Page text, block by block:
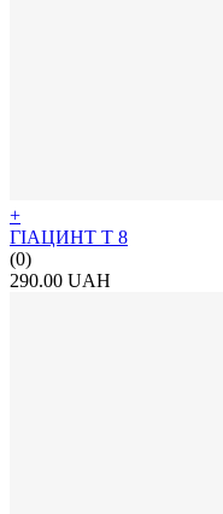
+
ГІАЦИНТ Т 8
(0)
290.00 UAH